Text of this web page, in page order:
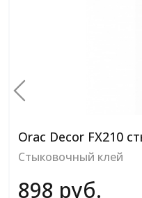
Стыковочный клей
2 022 руб.